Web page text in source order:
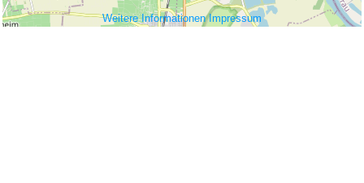
Weitere Informationen Impressum